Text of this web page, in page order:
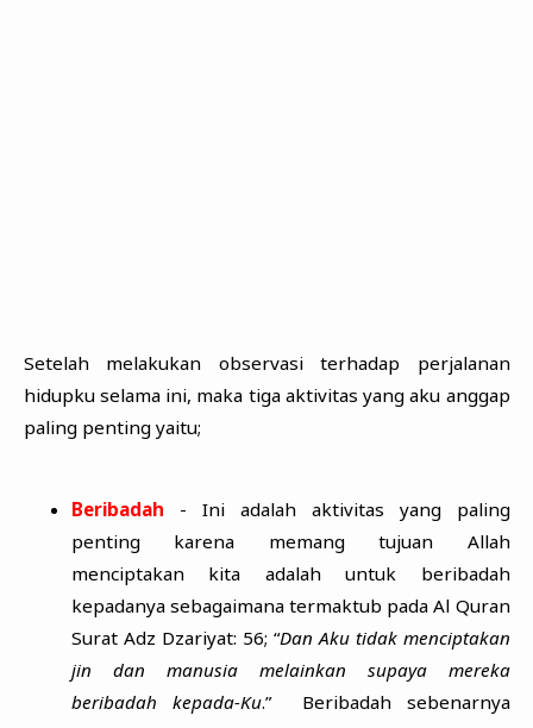
Setelah melakukan observasi terhadap perjalanan
hidupku selama ini, maka tiga aktivitas yang aku anggap
paling penting yaitu;
Beribadah - Ini adalah aktivitas yang paling
penting karena memang tujuan Allah
menciptakan kita adalah untuk beribadah
kepadanya sebagaimana termaktub pada Al Quran
Surat Adz Dzariyat: 56; “Dan Aku tidak menciptakan
jin dan manusia melainkan supaya mereka
beribadah kepada-Ku.” Beribadah sebenarnya